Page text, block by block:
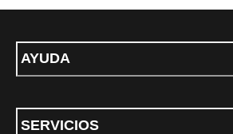
AYUDA
SERVICIOS